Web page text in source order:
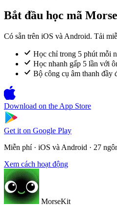
Bắt đầu học mã
Có sẵn trên iOS và Android. Tải
Học chỉ trong 5 phút mỗi
Học nhanh gấp 5 lần với
Bộ công cụ âm thanh đầy
Download on the App Store
Get it on Google Play
Miễn phí · iOS và Android · 27
Xem cách hoạt động
MorseKit